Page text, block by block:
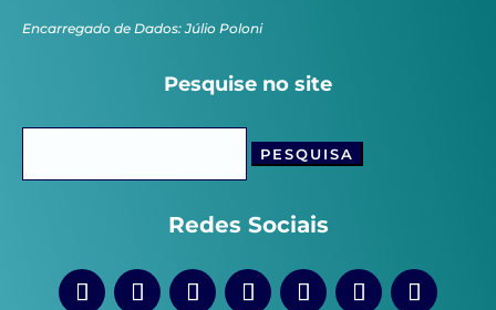
Encarregado de Dados: Júlio Poloni
Pesquise no site
Redes Sociais